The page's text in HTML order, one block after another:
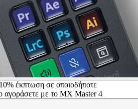
έκπτωση σε οποιοδήποτε
αγοράσετε με το MX Master 4